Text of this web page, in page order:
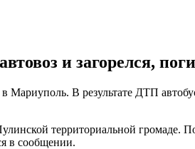
и загорелся,
В результате ДТП
территориальной громаде.
в сообщении.